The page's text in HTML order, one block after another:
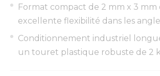
Format compact de 2 mm x 3
excellente flexibilité dans les
Conditionnement industriel
un touret plastique robuste de 2